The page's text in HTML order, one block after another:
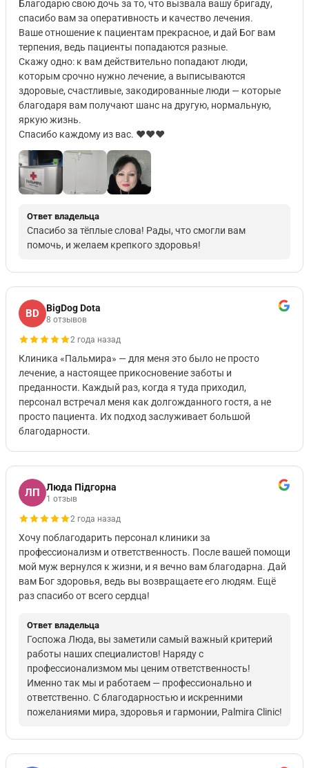
Благодарю свою дочь за то, что вызвала вашу бригаду,
спасибо вам за оперативность и качество лечения.
Ваше отношение к пациентам прекрасное, и дай Бог вам
терпения, ведь пациенты попадаются разные.
Скажу одно: к вам действительно попадают люди,
которым срочно нужно лечение, а выписываются
здоровые, счастливые, закодированные люди — которые
благодаря вам получают шанс на другую, нормальную,
яркую жизнь.
Спасибо каждому из вас. ♥️♥️♥️
Ответ владельца
Спасибо за тёплые слова! Рады, что смогли вам
помочь, и желаем крепкого здоровья!
BD BigDog Dota
8 отзывов
2 года назад
Клиника «Пальмира» — для меня это было не просто
лечение, а настоящее прикосновение заботы и
преданности. Каждый раз, когда я туда приходил,
персонал встречал меня как долгожданного гостя, а не
просто пациента. Их подход заслуживает большой
благодарности.
ЛП Люда Підгорна
1 отзыв
2 года назад
Хочу поблагодарить персонал клиники за
профессионализм и ответственность. После вашей помощи
мой муж вернулся к жизни, и я вечно вам благодарна. Дай
вам Бог здоровья, ведь вы возвращаете его людям. Ещё
раз спасибо от всего сердца!
Ответ владельца
Госпожа Люда, вы заметили самый важный критерий
работы наших специалистов! Наряду с
профессионализмом мы ценим ответственность!
Именно так мы и работаем — профессионально и
ответственно. С благодарностью и искренними
пожеланиями мира, здоровья и гармонии, Palmira Clinic!